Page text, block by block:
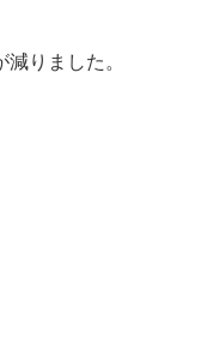
りました。